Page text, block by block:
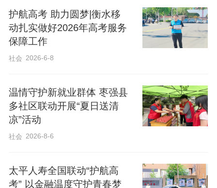
此次活动将招聘与反诈有机融合，既拓宽
了就业渠道，也帮助学子在求职过程中提
升风险防范能力，受到现场学生一致好
评。此次进校园是中华财险衡水中支践行
一步，公司将持续深化校企合作，常态化
开展反诈宣传，为守护青少年财产安全、
构建平安校园贡献金融力量。
作者：宫荣
护航高考 助力圆梦|衡水移
动扎实做好2026年高考服务
保障工作
社会 2026-6-8
温情守护新就业群体 枣强县
多社区联动开展“夏日送清
凉”活动
社会 2026-8-6
太平人寿全国联动“护航高
考” 以金融温度守护青春梦